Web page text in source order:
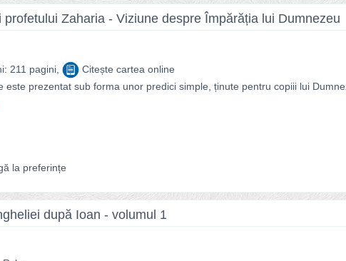
Zaharia - Viziune despre Împărăția lui Dumnezeu
211 pagini,
Citește cartea online
este prezentat sub forma unor predici simple, ținute pentru copiii lui
la preferințe
după Ioan - volumul 1